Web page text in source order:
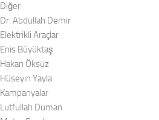
Diğer
Dr. Abdullah Demir
Elektrikli Araçlar
Enis Büyüktaş
Hakan Öksüz
Hüseyin Yayla
Kampanyalar
Lutfullah Duman